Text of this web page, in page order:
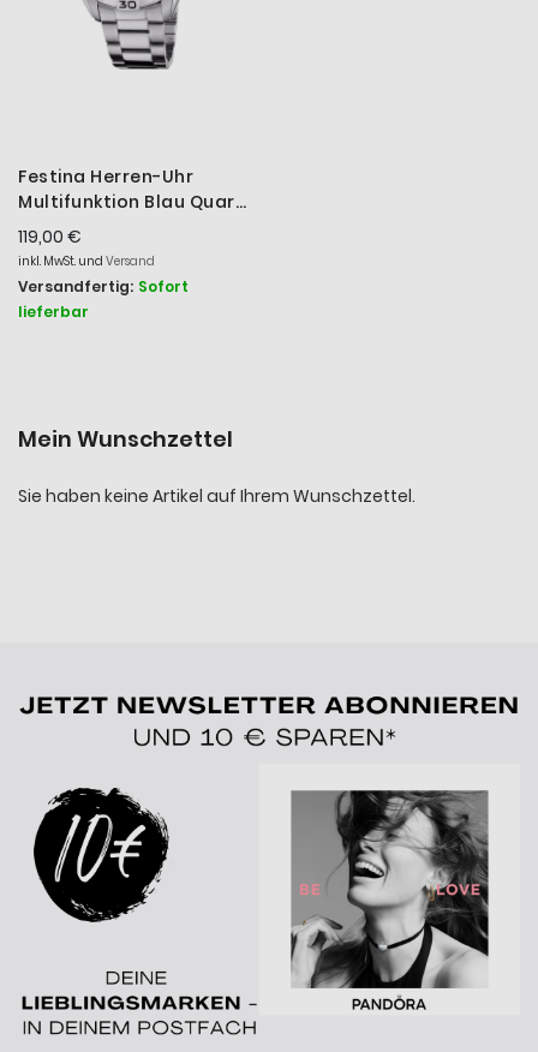
Festina Herren-Uhr
Multifunktion Blau Quarz
Edelstahl-Armband
F20623/2
119,00 €
inkl. MwSt. und Versand
Versandfertig: Sofort
lieferbar
Mein Wunschzettel
Sie haben keine Artikel auf Ihrem Wunschzettel.